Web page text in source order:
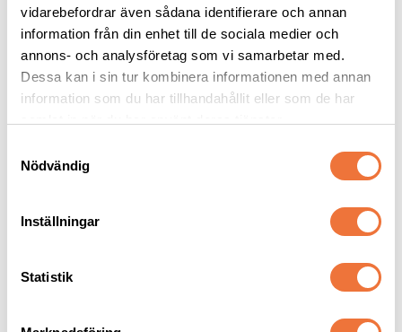
vidarebefordrar även sådana identifierare och annan
information från din enhet till de sociala medier och
annons- och analysföretag som vi samarbetar med.
Dessa kan i sin tur kombinera informationen med annan
information som du har tillhandahållit eller som de har
Nödvändig
Inställningar
Statistik
Andra köpte även